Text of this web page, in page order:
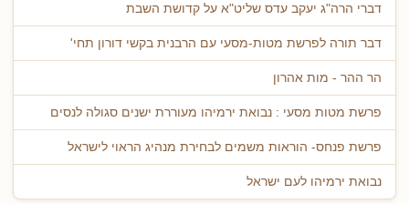
דברי הרה"ג יעקב עדס שליט"א על קדושת השבת
דבר תורה לפרשת מטות-מסעי עם הרבנית בקשי דורון תחי'
הר ההר - מות אהרון
פרשת מטות מסעי : נבואת ירמיהו מעוררת ישנים סגולה לנסים
פרשת פנחס- הוראות משמים לבחירת מנהיג הראוי לישראל
נבואת ירמיהו לעם ישראל